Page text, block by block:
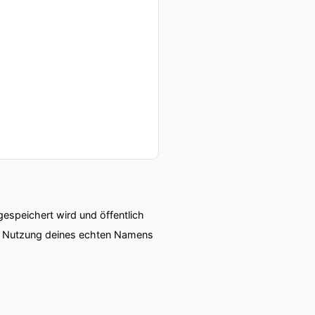
wird und öffentlich
deines echten Namens